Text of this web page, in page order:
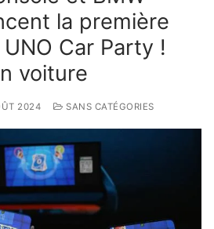
la première
Car Party !
voiture
2024 SANS CATÉGORIES